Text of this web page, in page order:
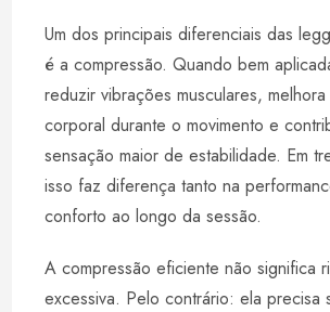
Um dos principais diferenciais das
é a compressão. Quando bem
reduzir vibrações musculares,
corporal durante o movimento e
sensação maior de estabilidade. Em
isso faz diferença tanto na
conforto ao longo da sessão.
A compressão eficiente não significa
excessiva. Pelo contrário: ela precisa